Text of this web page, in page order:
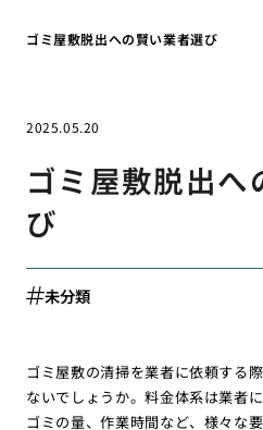
ゴミ屋敷脱出への賢い業者選び
2025.05.20
ゴミ屋敷脱出へ
び
未分類
ゴミ屋敷の清掃を業者に依頼する
ないでしょうか。料金体系は業者
ゴミの量、作業時間など、様々な